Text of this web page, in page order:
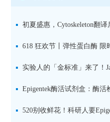
初夏盛惠，Cytoskeleton翻
品线放价啦！
618 狂欢节丨弹性蛋白酶 限
实验人的「金标准」来了！
限时一口价，手慢无！
Epigentek酶活试剂盒：酶活
双赋能，下单即赠京东卡
520别收鲜花！科研人要